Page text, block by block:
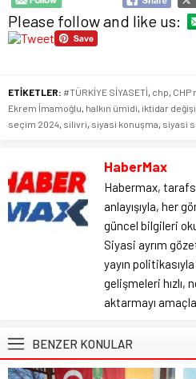
Please follow and like us:
ETİKETLER: #TÜRKİYE SİYASETİ, chp, CHP
Ekrem İmamoğlu, halkın ümidi, iktidar
seçim 2024, silivri, siyasi konuşma, siyasi
HaberMax
Habermax,
anlayışıyla, her
güncel bilgileri
Siyasi ayrım
yayın
gelişmeleri hızlı,
aktarmayı
BENZER KONULAR